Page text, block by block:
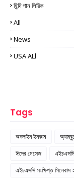
হিন্দি গান লিরিক
All
News
USA ALl
Tags
অনলাইন ইনকাম
ঈদের মেসেজ
এইচএসসি
এইচএসসি সংক্ষিপ্ত সিলেবাস